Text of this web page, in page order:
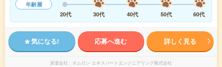
年齢層
20代
30代 40代 50代 60代
気になる! 応募へ進む 詳しく見る
派遣会社 オムロン エキスパートエンジニアリング株式会社